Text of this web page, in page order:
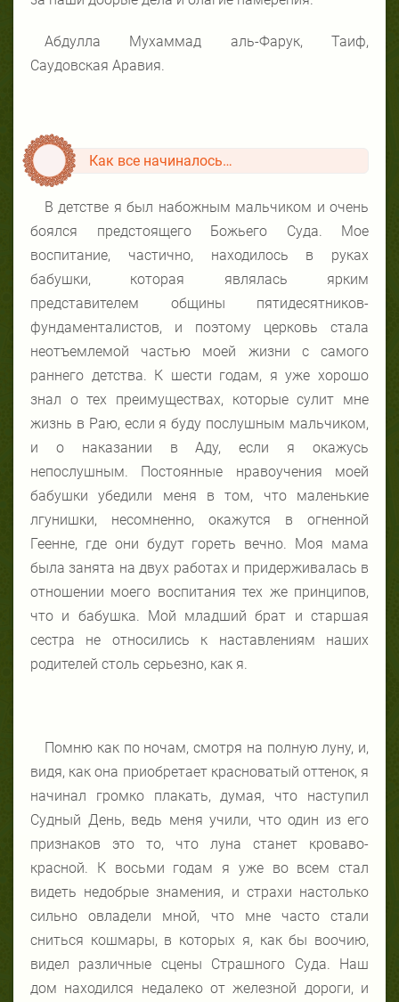
Абдулла Мухаммад аль-Фарук, Таиф,
Саудовская Аравия.
Как все начиналось…
В детстве я был набожным мальчиком и очень
боялся предстоящего Божьего Суда. Мое
воспитание, частично, находилось в руках
бабушки, которая являлась ярким
представителем общины пятидесятников-
фундаменталистов, и поэтому церковь стала
неотъемлемой частью моей жизни с самого
раннего детства. К шести годам, я уже хорошо
знал о тех преимуществах, которые сулит мне
жизнь в Раю, если я буду послушным мальчиком,
и о наказании в Аду, если я окажусь
непослушным. Постоянные нравоучения моей
бабушки убедили меня в том, что маленькие
лгунишки, несомненно, окажутся в огненной
Геенне, где они будут гореть вечно. Моя мама
была занята на двух работах и придерживалась в
отношении моего воспитания тех же принципов,
что и бабушка. Мой младший брат и старшая
сестра не относились к наставлениям наших
родителей столь серьезно, как я.
Помню как по ночам, смотря на полную луну, и,
видя, как она приобретает красноватый оттенок, я
начинал громко плакать, думая, что наступил
Судный День, ведь меня учили, что один из его
признаков это то, что луна станет кроваво-
красной. К восьми годам я уже во всем стал
видеть недобрые знамения, и страхи настолько
сильно овладели мной, что мне часто стали
сниться кошмары, в которых я, как бы воочию,
видел различные сцены Страшного Суда. Наш
дом находился недалеко от железной дороги, и